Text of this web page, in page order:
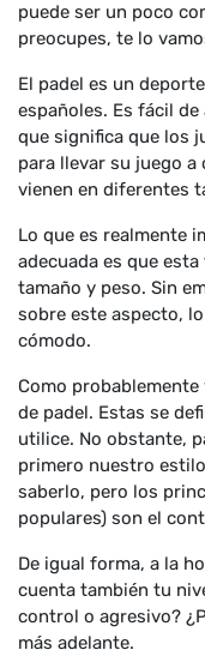
puede ser un poco
preocupes, te lo
El padel es un
españoles. Es fácil
que significa que los
para llevar su juego a
vienen en diferentes
Lo que es realmente
adecuada es que
tamaño y peso. Sin
sobre este aspecto,
cómodo.
Como
de padel. Estas se
utilice. No obstante,
primero nuestro
saberlo, pero los
populares) son el
De igual forma, a la
cuenta también tu
control o agresivo?
más adelante.